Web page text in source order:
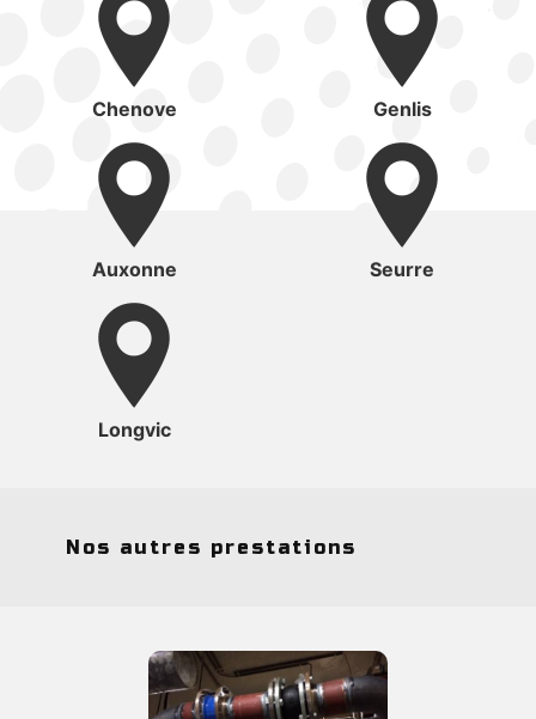
Chenove Genlis
Auxonne Seurre
Longvic
Nos autres prestations